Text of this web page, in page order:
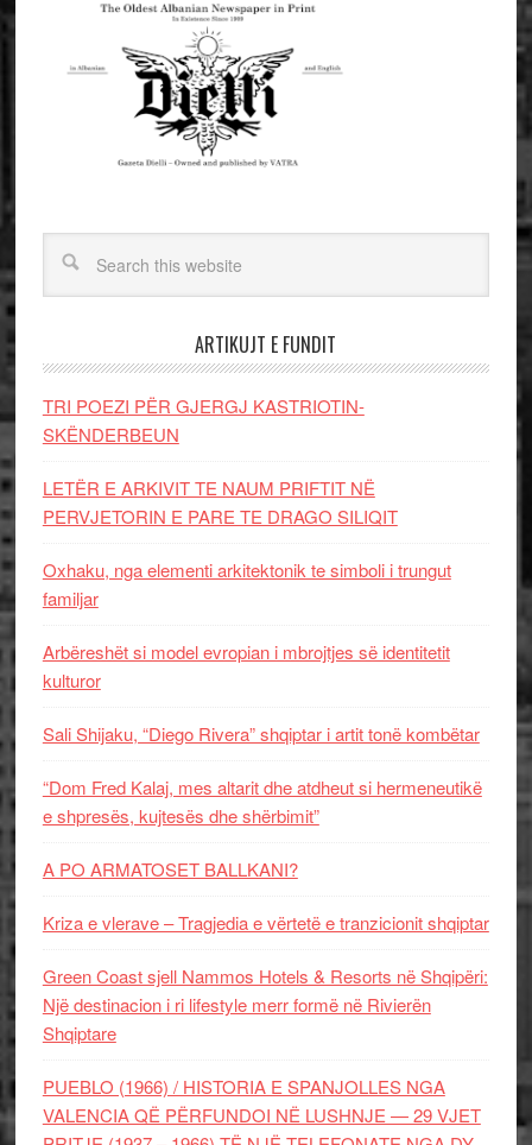
ARTIKUJT E FUNDIT
TRI POEZI PËR GJERGJ KASTRIOTIN-
SKËNDERBEUN
LETËR E ARKIVIT TE NAUM PRIFTIT NË
PERVJETORIN E PARE TE DRAGO SILIQIT
Oxhaku, nga elementi arkitektonik te simboli i trungut
familjar
Arbëreshët si model evropian i mbrojtjes së identitetit
kulturor
Sali Shijaku, “Diego Rivera” shqiptar i artit tonë kombëtar
“Dom Fred Kalaj, mes altarit dhe atdheut si hermeneutikë
e shpresës, kujtesës dhe shërbimit”
A PO ARMATOSET BALLKANI?
Kriza e vlerave – Tragjedia e vërtetë e tranzicionit shqiptar
Green Coast sjell Nammos Hotels & Resorts në Shqipëri:
Një destinacion i ri lifestyle merr formë në Rivierën
Shqiptare
PUEBLO (1966) / HISTORIA E SPANJOLLES NGA
VALENCIA QË PËRFUNDOI NË LUSHNJE — 29 VJET